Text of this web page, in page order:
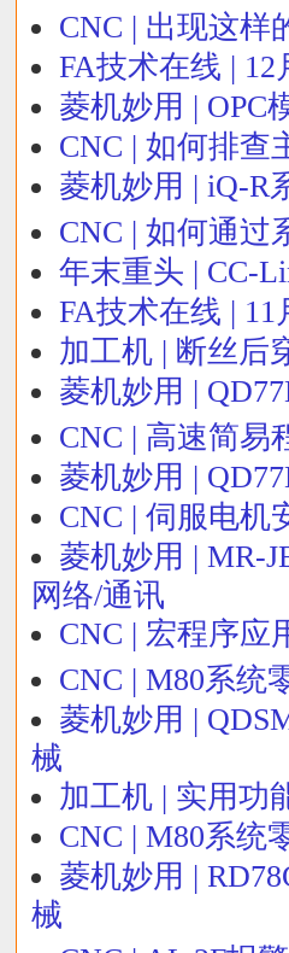
CNC | 出现这样
FA技术在线 | 12
菱机妙用 | OPC
CNC | 如何排查
菱机妙用 | iQ-R
CNC | 如何通过
年末重头 | CC-
FA技术在线 |
加工机 | 断丝后
菱机妙用 |
CNC | 高速简易
菱机妙用 |
CNC | 伺服电机
菱机妙用 | MR-
网络/通讯
CNC | 宏程序应
CNC | M80系统
菱机妙用 |
械
加工机 | 实用功
CNC | M80系统
菱机妙用 |
械